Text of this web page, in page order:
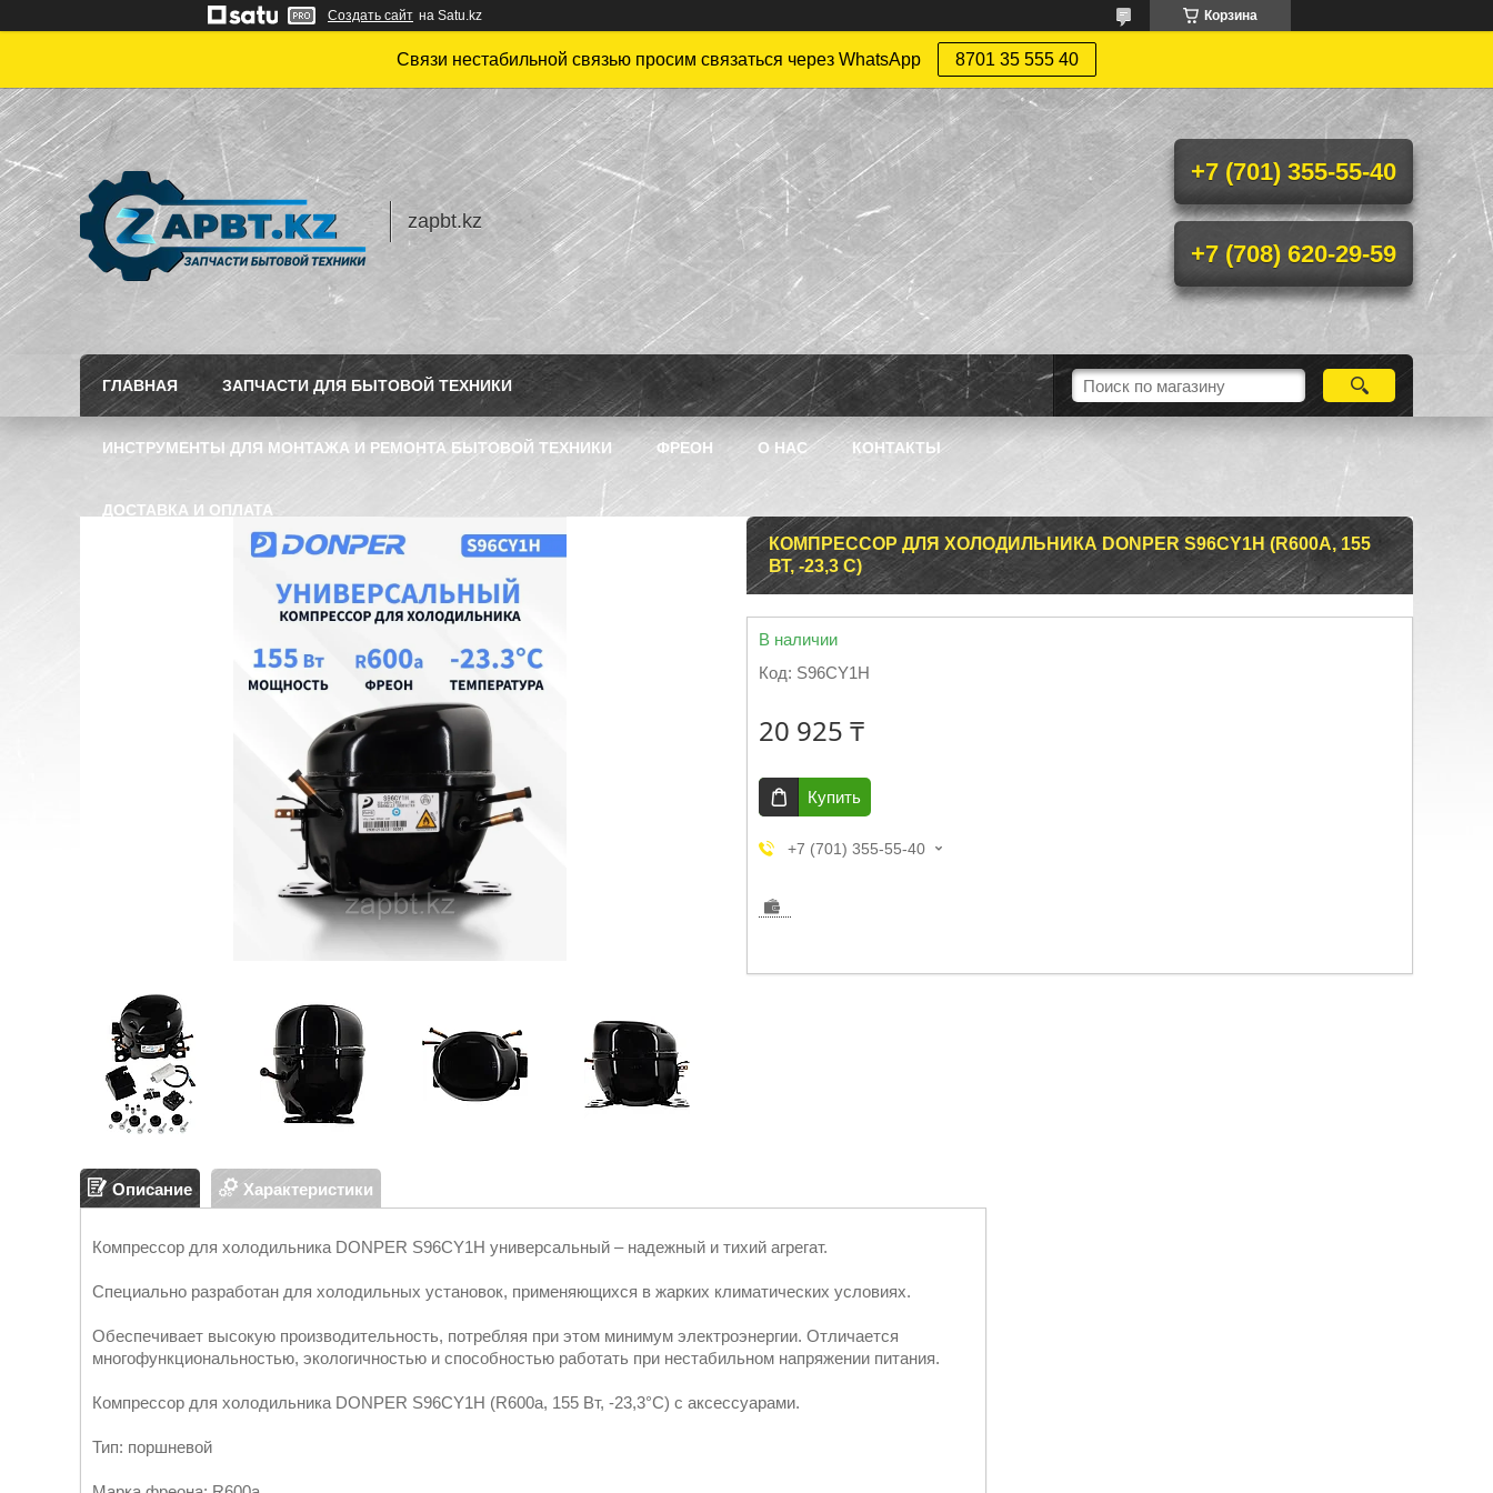
Создать сайт на Satu.kz Корзина
Связи нестабильной связью просим связаться через WhatsApp 8701 35 555 40
zapbt.kz
+7 (701) 355-55-40
+7 (708) 620-29-59
ГЛАВНАЯ ЗАПЧАСТИ ДЛЯ БЫТОВОЙ ТЕХНИКИ
ИНСТРУМЕНТЫ ДЛЯ МОНТАЖА И РЕМОНТА БЫТОВОЙ ТЕХНИКИ ФРЕОН О НАС КОНТАКТЫ
ДОСТАВКА И ОПЛАТА
КОМПРЕССОР ДЛЯ ХОЛОДИЛЬНИКА DONPER S96CY1H (R600A, 155
ВТ, -23,3 С)
В наличии
Код: S96CY1H
20 925 ₸
Купить
+7 (701) 355-55-40
Описание Характеристики
Компрессор для холодильника DONPER S96CY1H универсальный – надежный и тихий агрегат.
Специально разработан для холодильных установок, применяющихся в жарких климатических условиях.
Обеспечивает высокую производительность, потребляя при этом минимум электроэнергии. Отличается
многофункциональностью, экологичностью и способностью работать при нестабильном напряжении питания.
Компрессор для холодильника DONPER S96CY1H (R600a, 155 Вт, -23,3°С) с аксессуарами.
Тип: поршневой